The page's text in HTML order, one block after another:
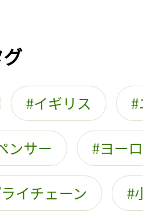
イギリス
ンサー ヨー
イチェーン